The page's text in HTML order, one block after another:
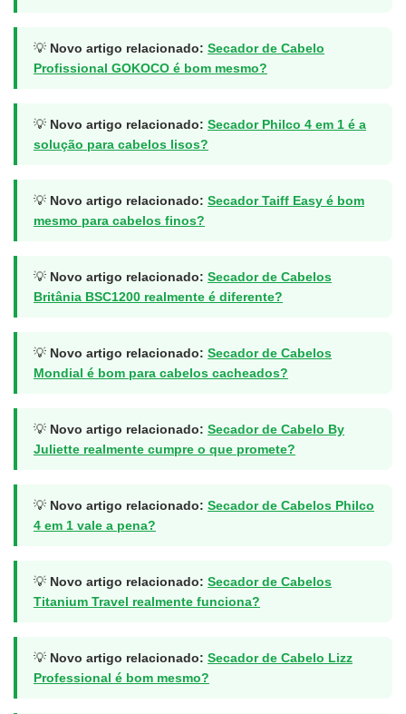
💡 Novo artigo relacionado: Secador de Cabelo
Profissional GOKOCO é bom mesmo?
💡 Novo artigo relacionado: Secador Philco 4 em 1 é a
solução para cabelos lisos?
💡 Novo artigo relacionado: Secador Taiff Easy é bom
mesmo para cabelos finos?
💡 Novo artigo relacionado: Secador de Cabelos
Britânia BSC1200 realmente é diferente?
💡 Novo artigo relacionado: Secador de Cabelos
Mondial é bom para cabelos cacheados?
💡 Novo artigo relacionado: Secador de Cabelo By
Juliette realmente cumpre o que promete?
💡 Novo artigo relacionado: Secador de Cabelos Philco
4 em 1 vale a pena?
💡 Novo artigo relacionado: Secador de Cabelos
Titanium Travel realmente funciona?
💡 Novo artigo relacionado: Secador de Cabelo Lizz
Professional é bom mesmo?